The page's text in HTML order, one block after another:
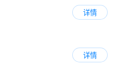
详情
详情